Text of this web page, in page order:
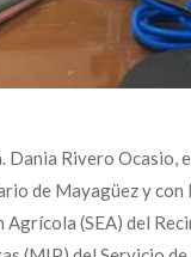
Rivero Ocasio,
de Mayagüez y
(SEA) del